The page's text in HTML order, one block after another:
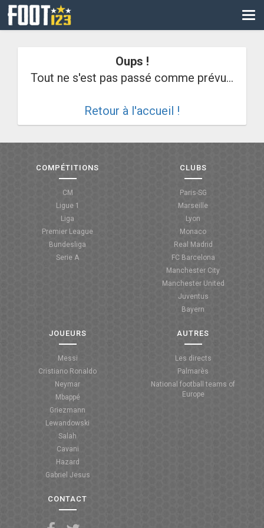
CM
COUPE DE FRANCE
COUPE DE LA LIGUE
Oups !
Tout ne s'est pas passé comme prévu...
Retour à l'accueil !
COMPÉTITIONS
CM
Ligue 1
Liga
Premier League
Bundesliga
Serie A
CLUBS
Paris-SG
Marseille
Lyon
Monaco
Real Madrid
FC Barcelona
Manchester City
Manchester United
Juventus
Bayern
JOUEURS
Messi
Cristiano Ronaldo
Neymar
Mbappé
Griezmann
Lewandowski
Salah
Cavani
Hazard
Gabriel Jesus
AUTRES
Les directs
Palmarès
National football teams of
Europe
CONTACT